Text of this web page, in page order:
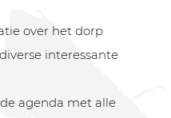
over het dorp
interessante
agenda met alle